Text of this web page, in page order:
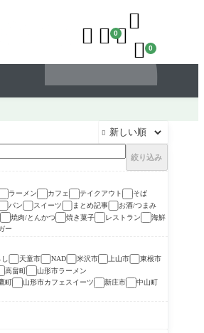
  0

 0

絞り込み
ラーメン カフェ テイクアウト
そば
パン スイーツ まとめ記事
お酒/つまみ
焼肉/とんかつ 焼き菓子 レストラン
海鮮
ー
天童市 NAD 米沢市 上山市
東根市
高畠町
山形市ラーメン
町 山形市カフェスイーツ 新庄市
中山町